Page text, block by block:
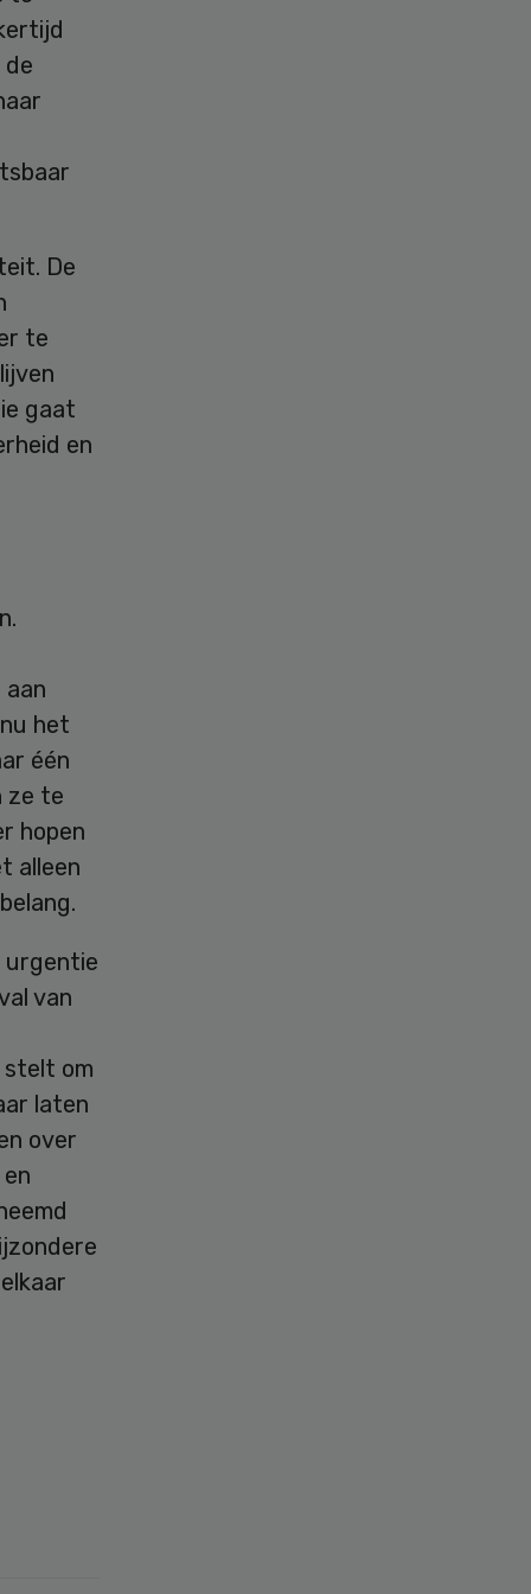
De
te
gaat
en
het
één
ze te
hopen
alleen
urgentie
van
stelt om
laten
over